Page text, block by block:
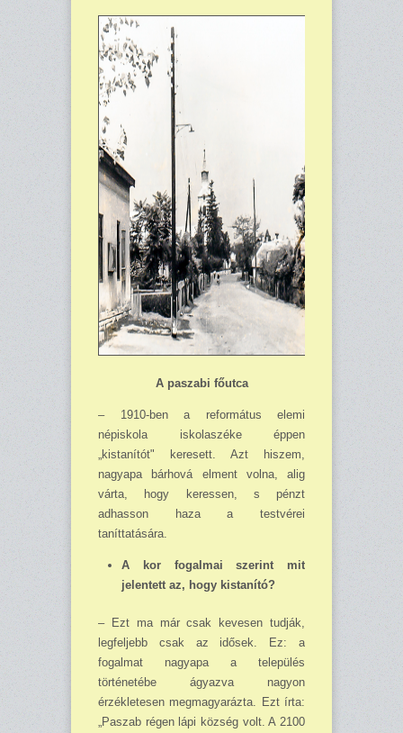
A paszabi főutca
– 1910-ben a református elemi
népiskola iskolaszéke éppen
„kistanítót" keresett. Azt hi­szem,
nagyapa bárhová elment volna, alig
várta, hogy keressen, s pénzt
adhasson haza a test­vérei
taníttatására.
A kor fogalmai szerint mit
jelentett az, hogy kistanító?
– Ezt ma már csak kevesen tudják,
legfeljebb csak az idősek. Ez: a
fogalmat nagyapa a település
történetébe ágyazva nagyon
érzékletesen megmagyarázta. Ezt írta:
„Paszab régen lápi község volt. A 2100